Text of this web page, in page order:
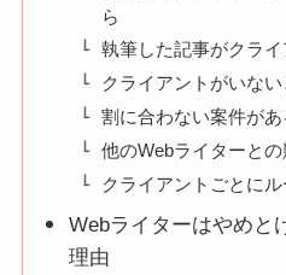
ら
執筆した記事がクラ
クライアントがいな
割に合わない案件があ
他のWebライターと
クライアントごとに
Webライターはやめと
理由